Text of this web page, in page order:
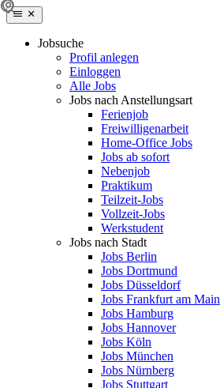
Jobsuche
Profil anlegen
Einloggen
Alle Jobs
Jobs nach Anstellungsart
Ferienjob
Freiwilligenarbeit
Home-Office Jobs
Jobs ab sofort
Nebenjob
Praktikum
Teilzeit-Jobs
Vollzeit-Jobs
Werkstudent
Jobs nach Stadt
Jobs Berlin
Jobs Dortmund
Jobs Düsseldorf
Jobs Frankfurt am Main
Jobs Hamburg
Jobs Hannover
Jobs Köln
Jobs München
Jobs Nürnberg
Jobs Stuttgart